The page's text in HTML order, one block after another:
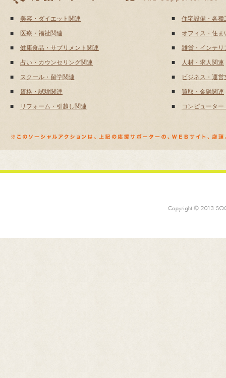
美容・ダイエット関連
■
医療・福祉関連
■
健康食品・サプリメント関連
■
占い・カウンセリング関連
■
スクール・留学関連
■
資格・試験関連
■
リフォーム・引越し関連
■
住宅設備・各種
■
オフィス・住ま
■
雑貨・インテリ
■
人材・求人関連
■
ビジネス・運営
■
買取・金融関連
■
コンピュータ
■